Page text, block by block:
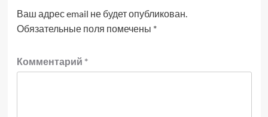
Ваш адрес email не будет опубликован.
Обязательные поля помечены *
Комментарий *